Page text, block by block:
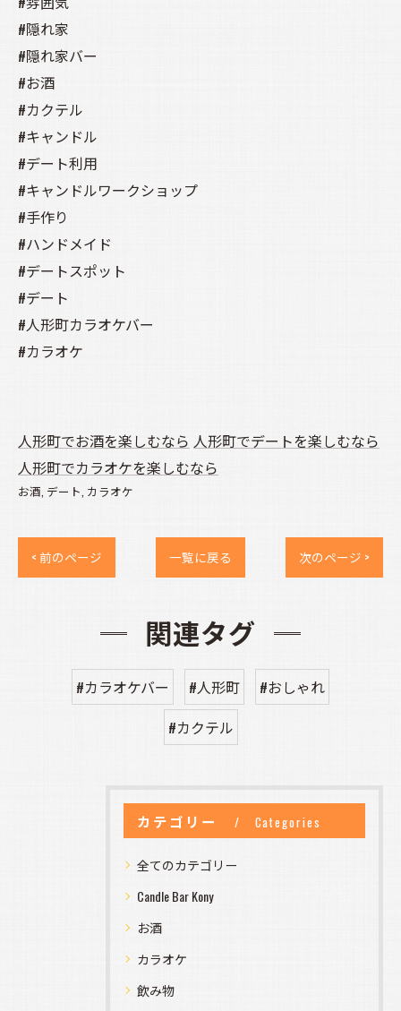
#隠れ家
#隠れ家バー
#お酒
#カクテル
#キャンドル
#デート利用
#キャンドルワークショップ
#手作り
#ハンドメイド
#デートスポット
#デート
#人形町カラオケバー
#カラオケ
人形町でお酒を楽しむなら 人形町でデートを楽しむなら
人形町でカラオケを楽しむなら
お酒 デート カラオケ
< 前のページ 一覧に戻る 次のページ >
関連タグ
#カラオケバー #人形町
#おしゃれ
#カクテル
カテゴリー Categories
全てのカテゴリー
Candle Bar Kony
お酒
カラオケ
飲み物